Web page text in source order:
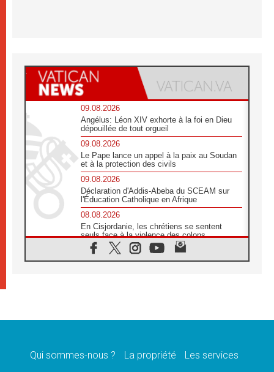
09.08.2026
Angélus: Léon XIV exhorte à la foi en Dieu
dépouillée de tout orgueil
09.08.2026
Le Pape lance un appel à la paix au Soudan
et à la protection des civils
09.08.2026
Déclaration d'Addis-Abeba du SCEAM sur
l'Éducation Catholique en Afrique
08.08.2026
En Cisjordanie, les chrétiens se sentent
seuls face à la violence des colons
08.08.2026
Léon XIV au sanctuaire de Notre Dame du
08.08.2026
08.08.2026
Qui sommes-nous ? La propriété
Les services